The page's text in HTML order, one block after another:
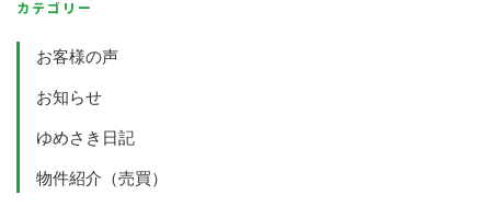
カテゴリー
お客様の声
お知らせ
ゆめさき日記
物件紹介（売買）